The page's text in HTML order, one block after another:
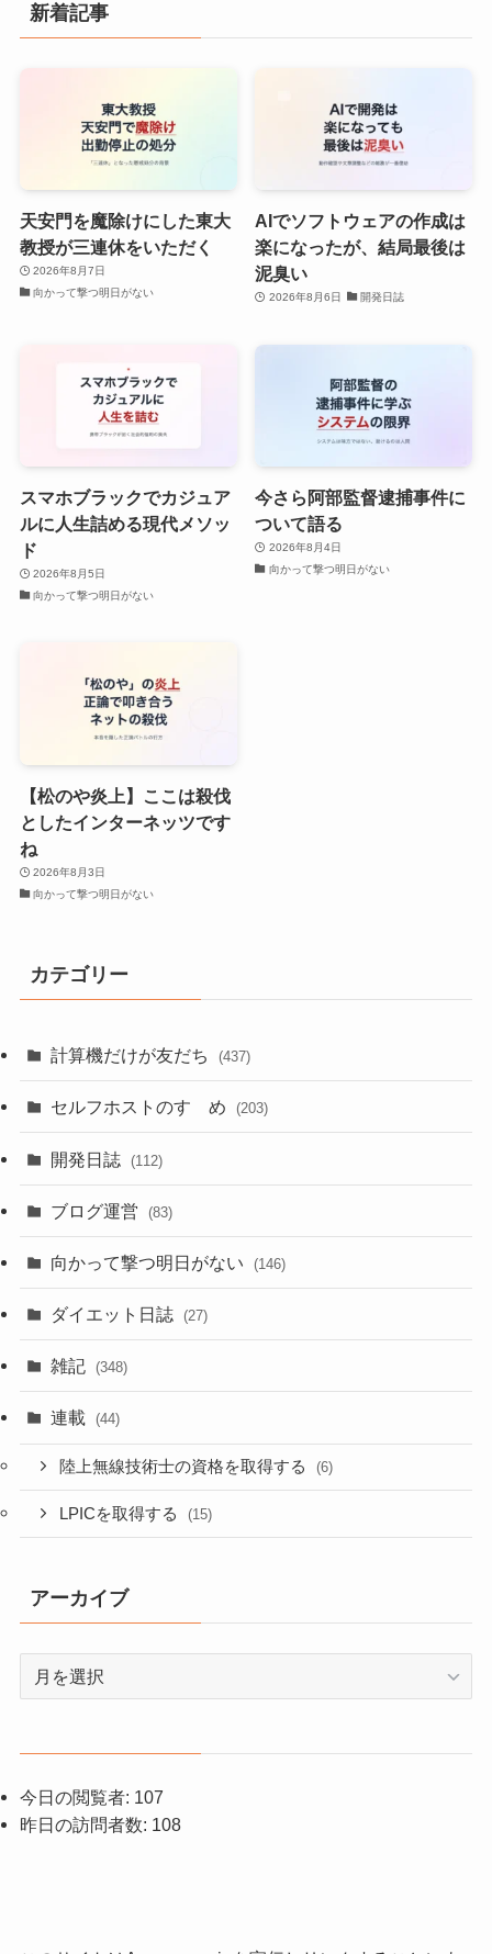
新着記事
天安門を魔除けにした東大
教授が三連休をいただく
2026年8月7日
向かって撃つ明日がない
AIでソフトウェアの作成は
楽になったが、結局最後は
泥臭い
2026年8月6日 開発日誌
スマホブラックでカジュア
ルに人生詰める現代メソッ
ド
2026年8月5日
向かって撃つ明日がない
今さら阿部監督逮捕事件に
ついて語る
2026年8月4日
向かって撃つ明日がない
【松のや炎上】ここは殺伐
としたインターネッツです
ね
2026年8月3日
向かって撃つ明日がない
カテゴリー
計算機だけが友だち (437)
セルフホストのすゝめ (203)
開発日誌 (112)
ブログ運営 (83)
向かって撃つ明日がない (146)
ダイエット日誌 (27)
雑記 (348)
連載 (44)
陸上無線技術士の資格を取得する (6)
LPICを取得する (15)
アーカイブ
今日の閲覧者: 107
昨日の訪問者数: 108